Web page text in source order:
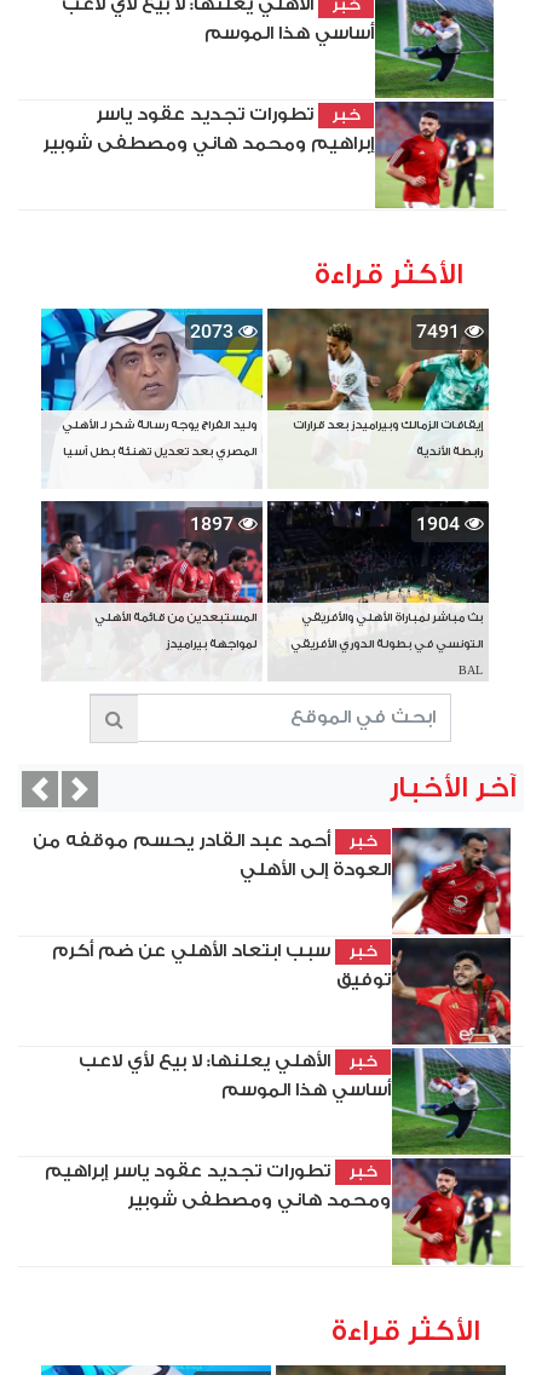
خبر
الأهلي يعلنها: لا بيع لأي لاعب
أساسي هذا الموسم
خبر
تطورات تجديد عقود ياسر
إبراهيم ومحمد هاني ومصطفى شوبير
الأكثر قراءة
7491
إيقافات الزمالك وبيراميدز بعد قرارات
رابطة الأندية
2073
وليد الفراج يوجه رسالة شكر لـ الأهلي
المصري بعد تعديل تهنئة بطل آسيا
1904
بث مباشر لمباراة الأهلي والأفريقي
التونسي في بطولة الدوري الأفريقي
BAL
1897
المستبعدين من قائمة الأهلي
لمواجهة بيراميدز
آخر الأخبار
خبر
أحمد عبد القادر يحسم موقفه من
العودة إلى الأهلي
خبر
سبب ابتعاد الأهلي عن ضم أكرم
توفيق
خبر
الأهلي يعلنها: لا بيع لأي لاعب
أساسي هذا الموسم
خبر
تطورات تجديد عقود ياسر إبراهيم
ومحمد هاني ومصطفى شوبير
Next
الأكثر قراءة